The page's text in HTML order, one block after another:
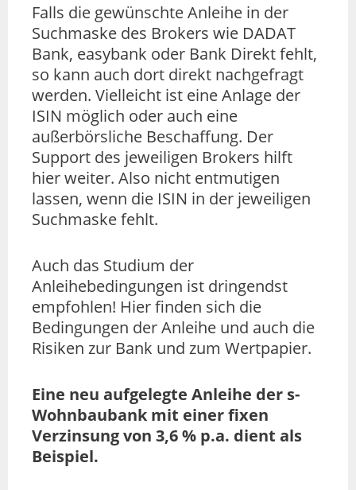
Falls die gewünschte Anleihe in der
Suchmaske des Brokers wie DADAT
Bank, easybank oder Bank Direkt fehlt,
so kann auch dort direkt nachgefragt
werden. Vielleicht ist eine Anlage der
ISIN möglich oder auch eine
außerbörsliche Beschaffung. Der
Support des jeweiligen Brokers hilft
hier weiter. Also nicht entmutigen
lassen, wenn die ISIN in der jeweiligen
Suchmaske fehlt.
Auch das Studium der
Anleihebedingungen ist dringendst
empfohlen! Hier finden sich die
Bedingungen der Anleihe und auch die
Risiken zur Bank und zum Wertpapier.
Eine neu aufgelegte Anleihe der s-
Wohnbaubank mit einer fixen
Verzinsung von 3,6 % p.a. dient als
Beispiel.